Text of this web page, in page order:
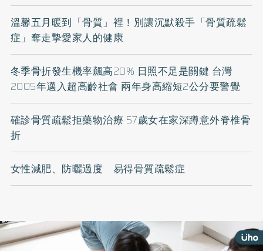
溫馨五月暖到「骨質」裡！別讓沉默殺手「骨質疏鬆
症」奪走摯愛家人的健康
冬季骨折發生機率飆高20% 日照不足是關鍵 台灣
2005年邁入超高齡社會 兩年身高縮短2公分要警覺
確診骨質疏鬆拒藥物治療 57歲女在家深蹲意外脊椎骨
折
女性減肥、防曬過度 易得骨質疏鬆症